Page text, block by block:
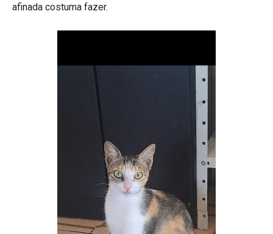
afinada costuma fazer.